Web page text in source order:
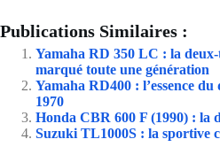
Publications Similaires :
Yamaha RD 350 LC : la
marqué toute une génération
Yamaha RD400 : l’essence
1970
Honda CBR 600 F (1990) : la
Suzuki TL1000S : la sportive